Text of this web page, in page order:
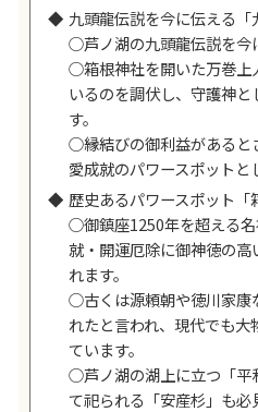
九頭龍伝説を今に伝える「
○芦ノ湖の九頭龍伝説を今
○箱根神社を開いた万巻上
いるのを調伏し、守護神
す。
○縁結びの御利益があると
愛成就のパワースポットと
歴史あるパワースポット「
○御鎮座1250年を超える
就・開運厄除に御神徳の
れます。
○古くは源頼朝や徳川家康
れたと言われ、現代でも
ています。
○芦ノ湖の湖上に立つ「平
て祀られる「安産杉」も必